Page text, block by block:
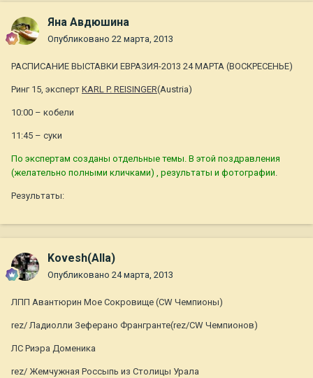
Яна Авдюшина
Опубликовано 22 марта, 2013
РАСПИСАНИЕ ВЫСТАВКИ ЕВРАЗИЯ-2013 24 МАРТА (ВОСКРЕСЕНЬЕ)
Ринг 15, эксперт KARL P. REISINGER(Austria)
10:00 – кобели
11:45 – суки
По экспертам созданы отдельные темы. В этой поздравления
(желательно полными кличками) , результаты и фотографии.
Результаты:
Kovesh(Alla)
Опубликовано 24 марта, 2013
ЛПП Авантюрин Мое Сокровище (CW Чемпионы)
rez/ Ладиолли Зеферано Франгранте(rez/CW Чемпионов)
ЛС Риэра Доменика
rez/ Жемчужная Россыпь из Столицы Урала